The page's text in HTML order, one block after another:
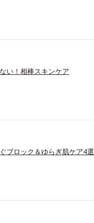
い！相棒スキンケア
ブロック＆ゆらぎ肌ケア4選